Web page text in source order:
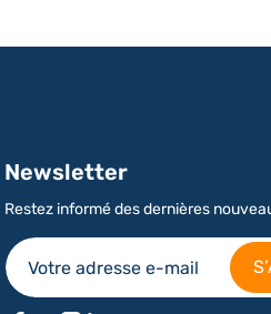
Newsletter
Restez informé des dernières